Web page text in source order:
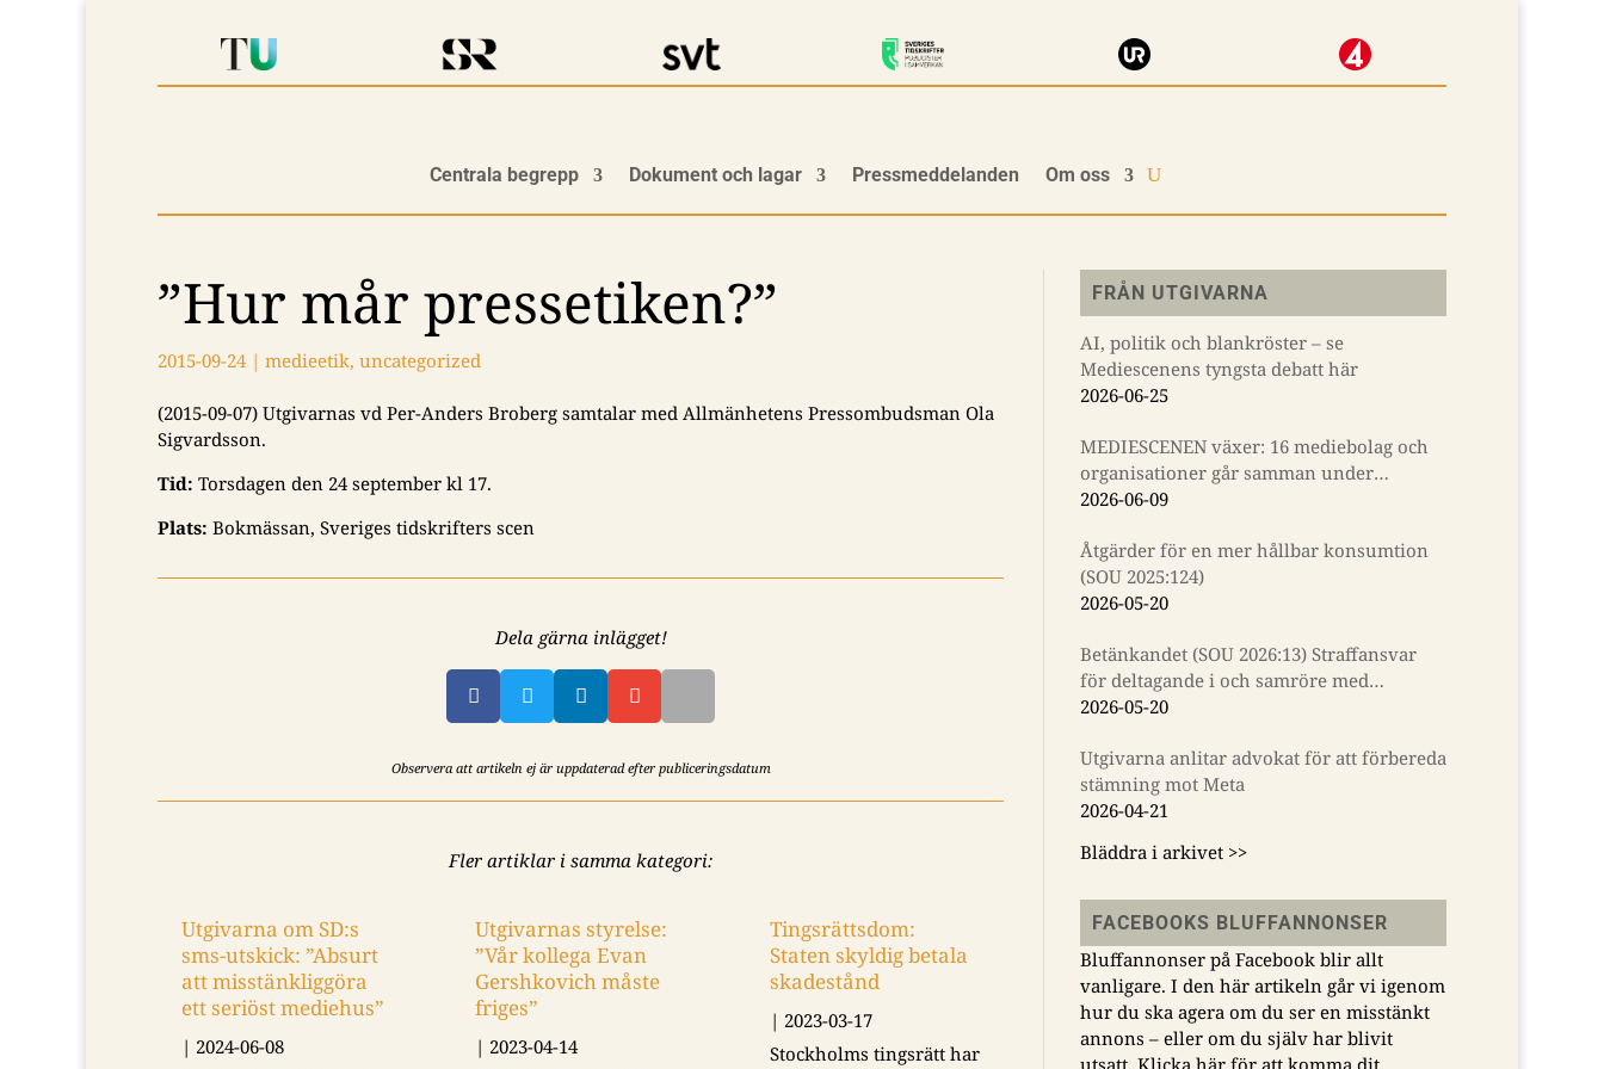
Centrala begrepp Dokument och lagar Pressmeddelanden Om oss
”Hur mår pressetiken?”
2015-09-24| medieetik, uncategorized
(2015-09-07) Utgivarnas vd Per-Anders Broberg samtalar med Allmänhetens Pressombudsman Ola
Sigvardsson.
Tid: Torsdagen den 24 september kl 17.
Plats: Bokmässan, Sveriges tidskrifters scen
Dela gärna inlägget!
   
Observera att artikeln ej är uppdaterad efter publiceringsdatum
Fler artiklar i samma kategori:
Utgivarna om SD:s
sms-utskick: ”Absurt
att misstänkliggöra
ett seriöst mediehus”
Utgivarnas styrelse:
”Vår kollega Evan
Gershkovich måste
friges”
Tingsrättsdom:
Staten skyldig betala
skadestånd
Stockholms tingsrätt har
Samnytt lämnar
medieetiska systemet
gånger och klandrats
Nils Funcke om
spionlagen: ”Illa
underbyggt förslag
som begränsar
yttrandefriheten”
FRÅN UTGIVARNA
AI, politik och blankröster – se
Mediescenens tyngsta debatt här
2026-06-25
MEDIESCENEN växer: 16 mediebolag och
organisationer går samman under
Almedalsveckan
2026-06-09
Åtgärder för en mer hållbar konsumtion
(SOU 2025:124)
2026-05-20
Betänkandet (SOU 2026:13) Straffansvar
för deltagande i och samröre med
kriminella sammanslutningar
2026-05-20
Utgivarna anlitar advokat för att förbereda
stämning mot Meta
2026-04-21
Bläddra i arkivet >>
FACEBOOKS BLUFFANNONSER
Bluffannonser på Facebook blir allt
vanligare. I den här artikeln går vi igenom
hur du ska agera om du ser en misstänkt
annons – eller om du själv har blivit
utsatt. Klicka här för att komma dit.